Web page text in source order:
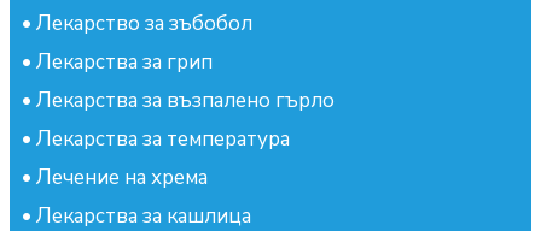
• Лекарство за зъбобол
• Лекарства за грип
• Лекарства за възпалено гърло
• Лекарства за температура
• Лечение на хрема
• Лекарства за кашлица